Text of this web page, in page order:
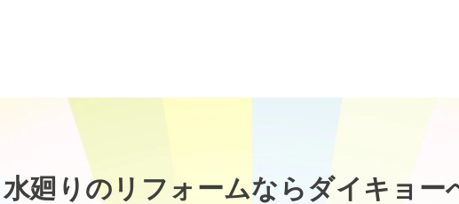
水廻りのリフォームならダイキョー